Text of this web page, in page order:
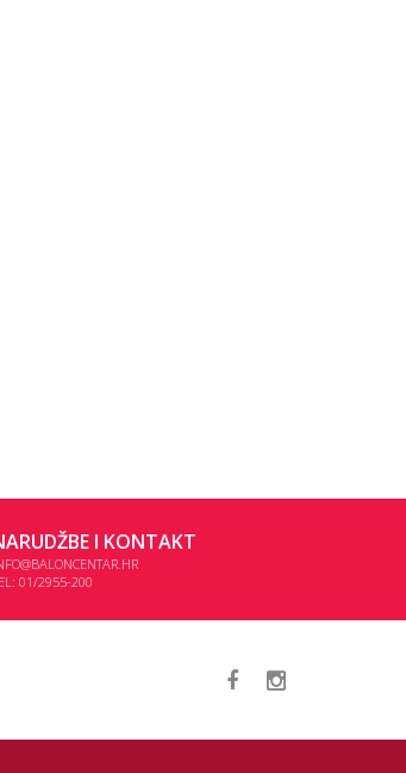
I KONTAKT
01/2955-200